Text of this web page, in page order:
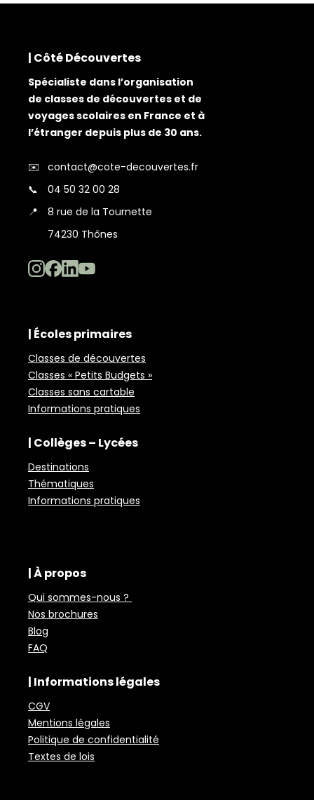
| Côté Découvertes
Spécialiste dans l’organisation
de classes de découvertes et de
voyages scolaires en France et à
l’étranger depuis plus de 30 ans.
✉️
contact@cote-decouvertes.fr
📞
04 50 32 00 28
📍
8 rue de la Tournette
74230 Thônes
| Écoles primaires
Classes de découvertes
Classes « Petits Budgets »
Classes sans cartable
Informations pratiques
| Collèges – Lycées
Destinations
Thématiques
Informations pratiques
| À propos
Qui sommes-nous ?
Nos brochures
Blog
FAQ
| Informations légales
CGV
Mentions légales
Politique de confidentialité
Textes de lois